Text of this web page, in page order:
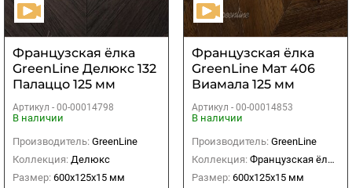
Французская ёлка
GreenLine Делюкс 132
Палаццо 125 мм
Артикул - 00-00014798
В наличии
Производитель: GreenLine
Коллекция: Делюкс
Размер: 600х125х15 мм
Французская ёлка
GreenLine Мат 406
Виамала 125 мм
Артикул - 00-00014853
В наличии
Производитель: GreenLine
Коллекция: Французская ёлка Мат
Размер: 600х125х15 мм